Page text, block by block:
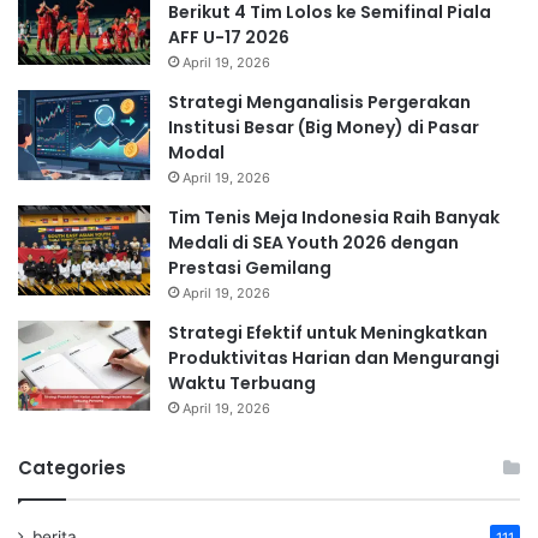
Berikut 4 Tim Lolos ke Semifinal Piala
AFF U-17 2026
April 19, 2026
Strategi Menganalisis Pergerakan
Institusi Besar (Big Money) di Pasar
Modal
April 19, 2026
Tim Tenis Meja Indonesia Raih Banyak
Medali di SEA Youth 2026 dengan
Prestasi Gemilang
April 19, 2026
Strategi Efektif untuk Meningkatkan
Produktivitas Harian dan Mengurangi
Waktu Terbuang
April 19, 2026
Categories